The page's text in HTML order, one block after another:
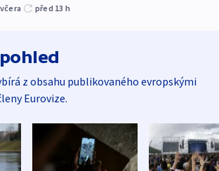
včera před 13 h
z obsahu publikovaného evropskými
Eurovize.